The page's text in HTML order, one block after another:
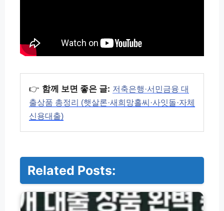
👉 함께 보면 좋은 글: 저축은행·서민금융 대
출상품 총정리 (햇살론·새희망홀씨·사잇돌·자체
신용대출)
Related Posts:
저
축
은
행